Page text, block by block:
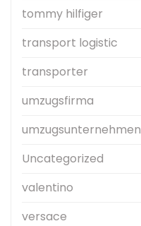
tommy hilfiger
transport logistic
transporter
umzugsfirma
umzugsunternehmen
Uncategorized
valentino
versace